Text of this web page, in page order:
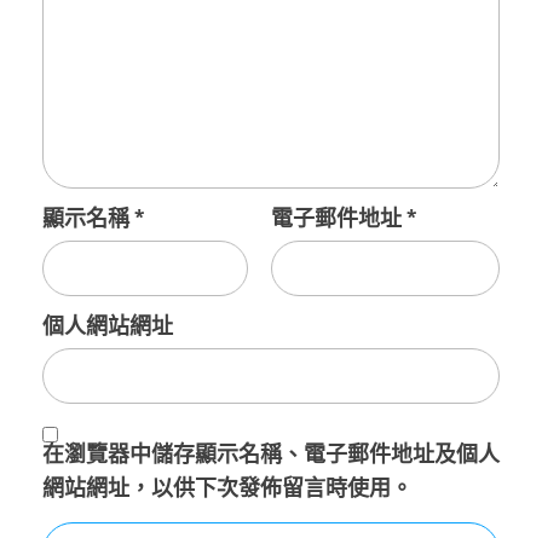
顯示名稱* 電子郵件地址*
個人網站網址
在瀏覽器中儲存顯示名稱、電子郵件地址及個人
網站網址，以供下次發佈留言時使用。